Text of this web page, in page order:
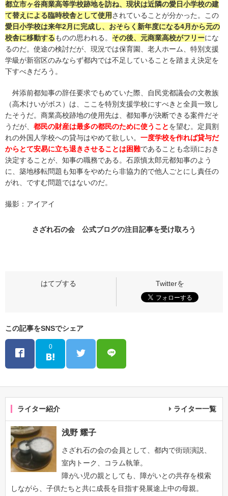
都立市ヶ谷商業高等学校跡地を訪ね、現状は近隣の愛日小学校の建
て替えによる臨時校舎として使用されていることが分かった。この
愛日小学校は来年2月に完成し、おそらく新年度になる4月から元の
校舎に移動するものの思われる。 その後、元商業高校がフリーにな
るのだ。使途の検討だが、現況では保育園、老人ホーム、特別支援
学級が新宿区のみならず都内では不足していることを踏まえ決定を
下すべきだろう。
舛添前都知事の辞任要求でもめていた際、自民党都議会の文教族
（高木けいがボス）は、ここを特別支援学校にすべきと全員一致し
たそうだ。商業高校跡地の使用先は、都知事が決断できる案件だそ
うだが、 都民の財産は最多の都民のために使うことを望む。定員割
れの外国人学校への貸与はやめて欲しい。 一度学校を作れば貸与だ
からとて安易に立ち退きさせることは困難であることも念頭におき
決定することが、知事の職務である。石原慎太郎元都知事のよう
に、築地移転問題も知事をやめたら非協力的で他人ごとにし責任の
がれ、ですむ問題ではないのだ。
撮影：アイアイ
さざれ石の会 公式ブログの注目記事を受け取ろう
この記事をSNSでシェア
0
ライター紹介 ライター一覧
浅野 耀子
さざれ石の会の会員として、都内で街頭演説、
室内トーク、コラム執筆。
障がい児の親としても、障がいとの共存を模索
しながら、子供たちと共に成長を目指す発展途上中の母親。